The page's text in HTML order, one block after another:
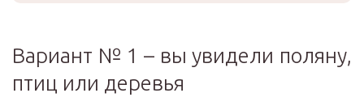
Вариант № 1 – вы увидели поляну,
птиц или деревья